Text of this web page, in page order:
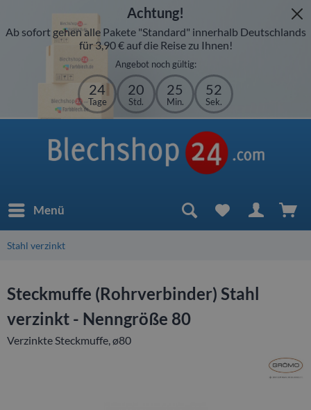
Achtung!
Ab sofort gehen alle Pakete "Standard" innerhalb Deutschlands
für 3,90 € auf die Reise zu Ihnen!
Angebot noch gültig:
24
Tage
20
Std.
25
Min.
52
Sek.
Menü
Stahl verzinkt
Steckmuffe (Rohrverbinder) Stahl
verzinkt - Nenngröße 80
Verzinkte Steckmuffe, ø80